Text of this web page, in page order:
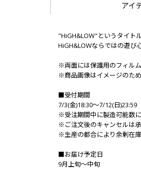
アイ
"HiGH&LOW"というタイト
HiGH&LOWならではの遊び
※両面には保護用のフィル
※商品画像はイメージのた
■受付期間
7/3(金)18:30～7/12(日)23:59
※受注期間中に製造可能数
※ご注文後のキャンセルは
※生産の都合により余剰在
■お届け予定日
9月上旬～中旬